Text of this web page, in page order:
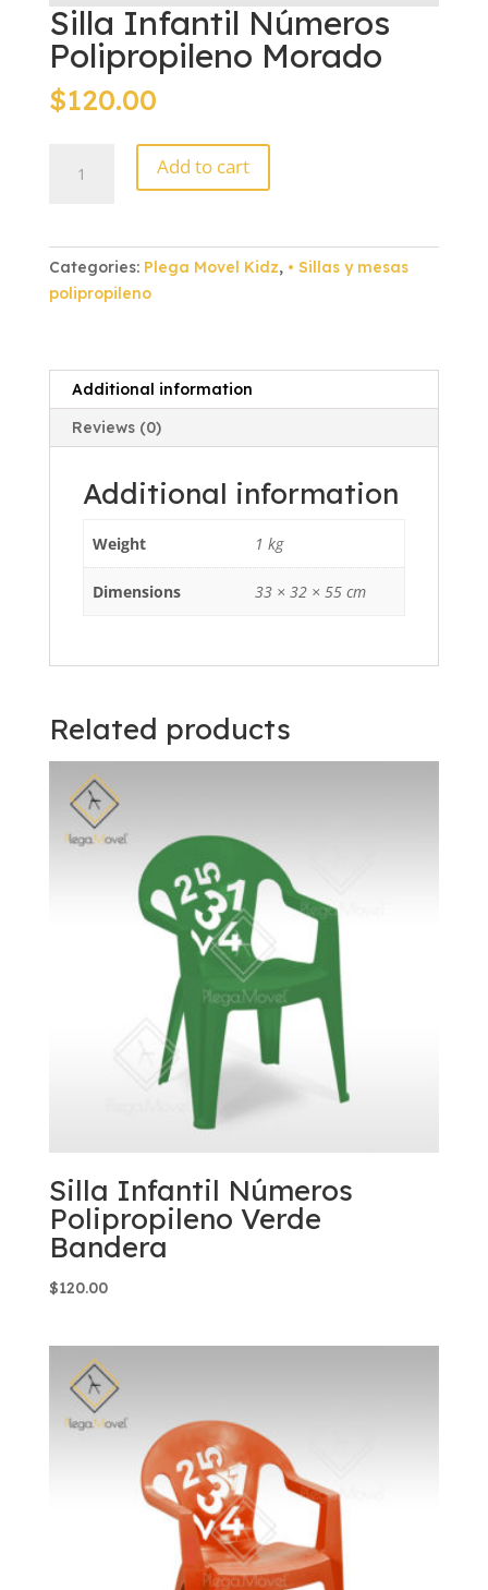
Silla Infantil Números
Polipropileno Morado
$120.00
Infantil
quantity
Add to cart
Categories: Plega Movel Kidz, • Sillas y mesas
polipropileno
Additional information
Reviews (0)
Additional information
Weight 1 kg
Dimensions 33 × 32 × 55 cm
Related products
Silla Infantil Números
Polipropileno Verde
Bandera
$120.00